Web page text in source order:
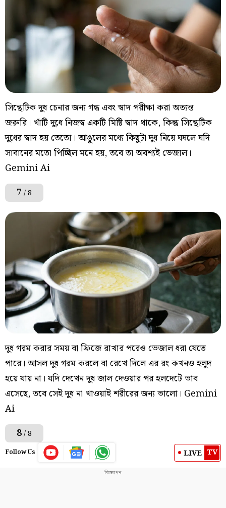
সিন্থেটিক দুধ চেনার জন্য গন্ধ এবং স্বাদ পরীক্ষা করা অত্যন্ত
জরুরি। খাঁটি দুধে নিজস্ব একটি মিষ্টি স্বাদ থাকে, কিন্তু সিন্থেটিক
দুধের স্বাদ হয় তেতো। আঙুলের মধ্যে কিছুটা দুধ নিয়ে ঘষলে যদি
সাবানের মতো পিচ্ছিল মনে হয়, তবে তা অবশ্যই ভেজাল।
Gemini Ai
7 / 8
দুধ গরম করার সময় বা ফ্রিজে রাখার পরেও ভেজাল ধরা যেতে
পারে। আসল দুধ গরম করলে বা রেখে দিলে এর রং কখনও হলুদ
হয়ে যায় না। যদি দেখেন দুধ জাল দেওয়ার পর হলদেটে ভাব
এসেছে, তবে সেই দুধ না খাওয়াই শরীরের জন্য ভালো। Gemini
Ai
8/ 8
Follow Us LIVE TV